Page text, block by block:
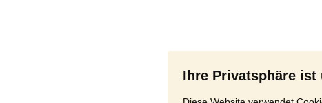
Ihre Privatsphäre ist